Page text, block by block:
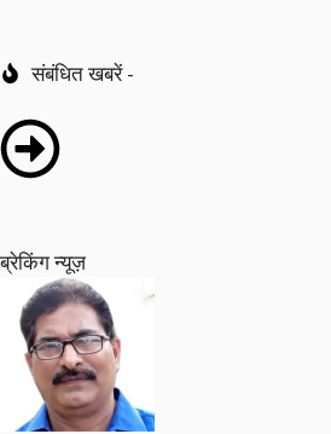
संबंधित खबरें -
ब्रेकिंग न्यूज़